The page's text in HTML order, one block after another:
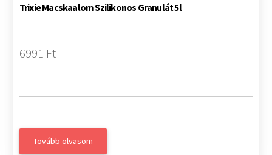
Trixie Macskaalom Szilikonos Granulát 5l
6991 Ft
Tovább olvasom